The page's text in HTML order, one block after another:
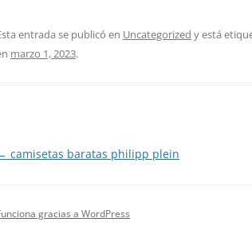
entrada se publicó en Uncategorized y está
marzo 1, 2023.
camisetas baratas philipp plein
gracias a WordPress